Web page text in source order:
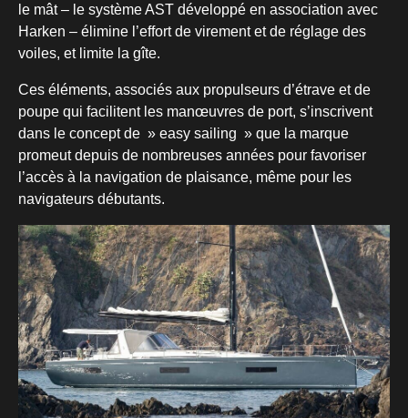
le mât – le système AST développé en association avec
Harken – élimine l’effort de virement et de réglage des
voiles, et limite la gîte.
Ces éléments, associés aux propulseurs d’étrave et de
poupe qui facilitent les manœuvres de port, s’inscrivent
dans le concept de » easy sailing » que la marque
promeut depuis de nombreuses années pour favoriser
l’accès à la navigation de plaisance, même pour les
navigateurs débutants.